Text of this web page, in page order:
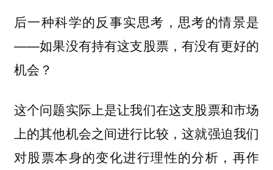
后一种科学的反事实思考，思考的情景是
——如果没有持有这支股票，有没有更好的
机会？
这个问题实际上是让我们在这支股票和市场
上的其他机会之间进行比较，这就强迫我们
对股票本身的变化进行理性的分析，再作